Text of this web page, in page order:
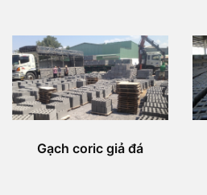
Gạch coric giả đá